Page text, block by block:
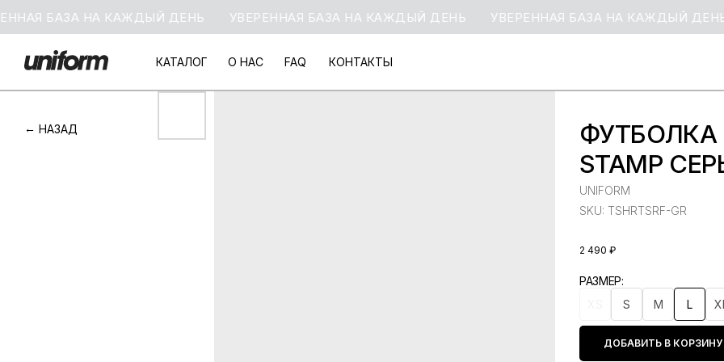
БАЗА НА КАЖДЫЙ ДЕНЬ УВЕРЕННАЯ БАЗА НА КАЖДЫЙ ДЕНЬ УВЕРЕННАЯ БАЗА НА КАЖДЫЙ ДЕНЬ
О НАС FAQ КОНТАКТЫ
КАТАЛОГ
КАТАЛОГ
НАЗАД
ФУТБОЛКА
STAMP
UNIFORM
SKU: TSHRTSRF-GR
2 490 ₽
РАЗМЕР
S M L
ДОБАВИТЬ В КОРЗИНУ